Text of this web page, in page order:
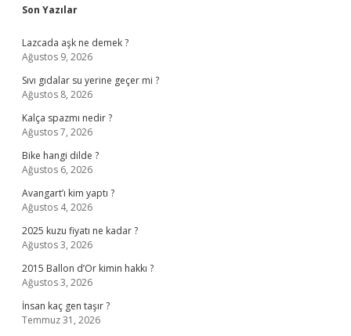
Sidebar
Son Yazılar
Lazcada aşk ne demek ?
Ağustos 9, 2026
Sıvı gıdalar su yerine geçer mi ?
Ağustos 8, 2026
Kalça spazmı nedir ?
Ağustos 7, 2026
Bike hangi dilde ?
Ağustos 6, 2026
Avangart’ı kim yaptı ?
Ağustos 4, 2026
2025 kuzu fiyatı ne kadar ?
Ağustos 3, 2026
2015 Ballon d’Or kimin hakkı ?
Ağustos 3, 2026
İnsan kaç gen taşır ?
Temmuz 31, 2026